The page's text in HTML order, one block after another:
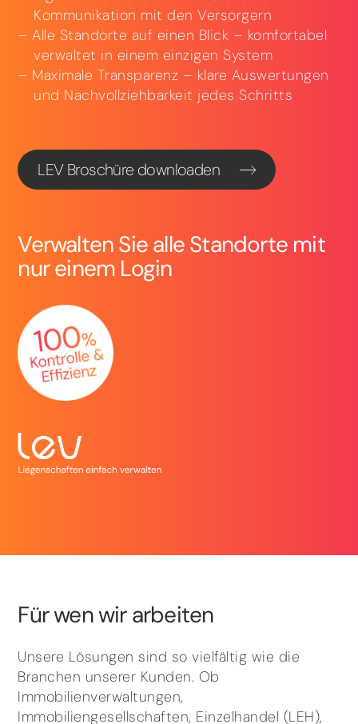
Verwalten Sie alle Standorte mit
nur einem Login
Kommunikation mit den Versorgern
Alle Standorte auf einen Blick – komfortabel
verwaltet in einem einzigen System
Maximale Transparenz – klare Auswertungen
und Nachvollziehbarkeit jedes Schritts
LEV Broschüre downloaden
Für wen wir arbeiten
Unsere Lösungen sind so vielfältig wie die
Branchen unserer Kunden. Ob
Immobilienverwaltungen,
Immobiliengesellschaften, Einzelhandel (LEH),